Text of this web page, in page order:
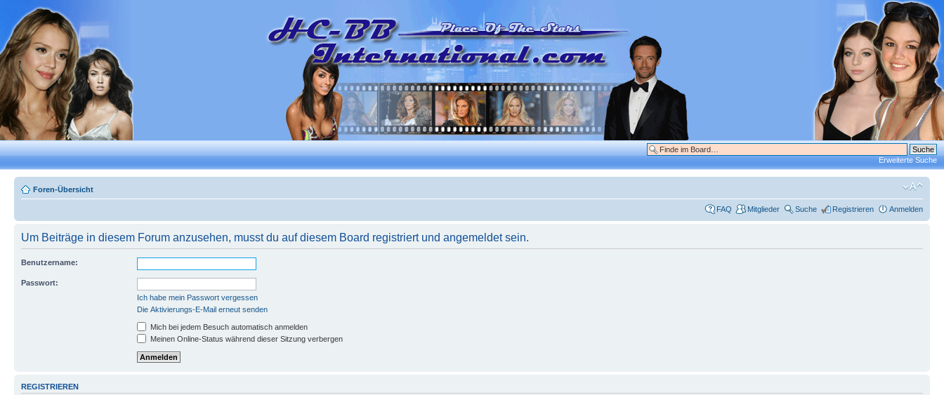
Erweiterte Suche
Foren-Übersicht
FAQ Mitglieder Suche Registrieren Anmelden
Um Beiträge in diesem Forum anzusehen, musst du auf diesem Board registriert und angemeldet sein.
Benutzername:
Passwort:
Ich habe mein Passwort vergessen
Die Aktivierungs-E-Mail erneut senden
Mich bei jedem Besuch automatisch anmelden
Meinen Online-Status während dieser Sitzung verbergen
REGISTRIEREN